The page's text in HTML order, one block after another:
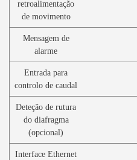
retroalimentação
de movimento
Mensagem de
alarme
Entrada para
controlo de caudal
Deteção de rutura
do diafragma
(opcional)
Interface Ethernet